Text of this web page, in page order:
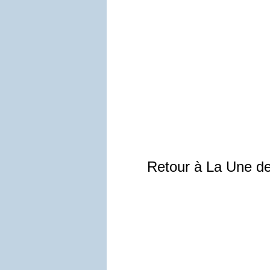
Retour à La Une